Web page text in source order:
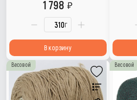
г
1 798
В корзину
Весовой Весовой